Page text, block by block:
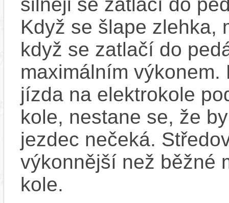
Když se šlape zlehka,
když se zatlačí do
maximálním
jízda na elektrokole
kole, nestane se, že
jezdec nečeká.
výkonnější než běžné
kole.